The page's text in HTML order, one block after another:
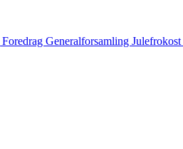
Foredrag Generalforsamling Julefrokost